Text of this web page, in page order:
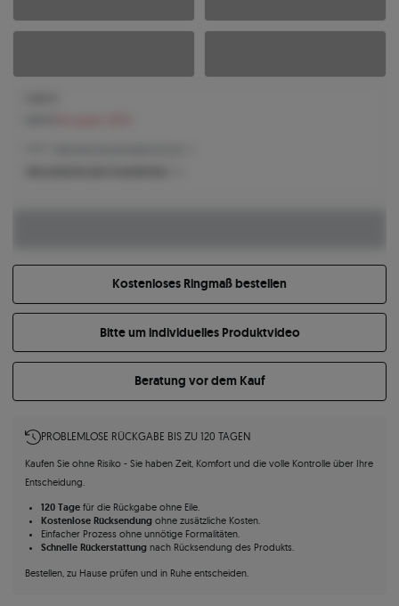
Kostenloses Ringmaß bestellen
Bitte um individuelles Produktvideo
Beratung vor dem Kauf
PROBLEMLOSE RÜCKGABE BIS ZU 120 TAGEN
Kaufen Sie ohne Risiko - Sie haben Zeit, Komfort und die volle Kontrolle über Ihre
Entscheidung.
120 Tagefür die Rückgabe ohne Eile.
Kostenlose Rücksendungohne zusätzliche Kosten.
Einfacher Prozess ohne unnötige Formalitäten.
Schnelle Rückerstattungnach Rücksendung des Produkts.
Bestellen, zu Hause prüfen und in Ruhe entscheiden.